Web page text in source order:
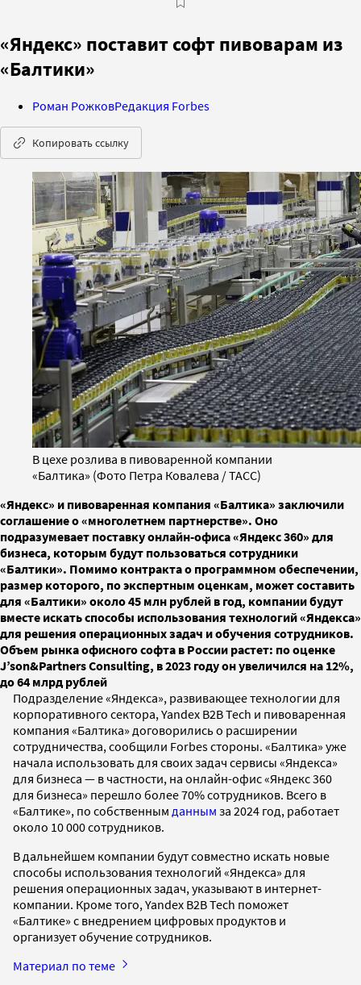
«Яндекс» поставит софт пивоварам из
«Балтики»
Роман РожковРедакция Forbes
Копировать ссылку
В цехе розлива в пивоваренной компании
«Балтика» (Фото Петра Ковалева / ТАСС)
«Яндекс» и пивоваренная компания «Балтика» заключили
соглашение о «многолетнем партнерстве». Оно
подразумевает поставку онлайн-офиса «Яндекс 360» для
бизнеса, которым будут пользоваться сотрудники
«Балтики». Помимо контракта о программном обеспечении,
размер которого, по экспертным оценкам, может составить
для «Балтики» около 45 млн рублей в год, компании будут
вместе искать способы использования технологий «Яндекса»
для решения операционных задач и обучения сотрудников.
Объем рынка офисного софта в России растет: по оценке
J’son&Partners Consulting, в 2023 году он увеличился на 12%,
до 64 млрд рублей
Подразделение «Яндекса», развивающее технологии для
корпоративного сектора, Yandex B2B Tech и пивоваренная
компания «Балтика» договорились о расширении
сотрудничества, сообщили Forbes стороны. «Балтика» уже
начала использовать для своих задач сервисы «Яндекса»
для бизнеса — в частности, на онлайн-офис «Яндекс 360
для бизнеса» перешло более 70% сотрудников. Всего в
«Балтике», по собственным данным за 2024 год, работает
около 10 000 сотрудников.
В дальнейшем компании будут совместно искать новые
способы использования технологий «Яндекса» для
решения операционных задач, указывают в интернет-
компании. Кроме того, Yandex B2B Tech поможет
«Балтике» с внедрением цифровых продуктов и
организует обучение сотрудников.
Материал по теме